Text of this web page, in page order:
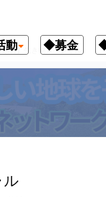
動 ◆募金
言】生き物スペシャル
ル